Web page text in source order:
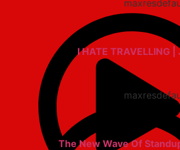
I HATE
The New Wave Of